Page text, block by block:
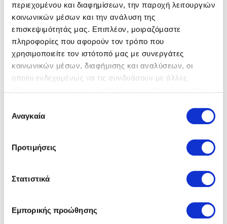
περιεχομένου και διαφημίσεων, την παροχή λειτουργιών
κοινωνικών μέσων και την ανάλυση της
επισκεψιμότητάς μας. Επιπλέον, μοιραζόμαστε
πληροφορίες που αφορούν τον τρόπο που
χρησιμοποιείτε τον ιστότοπό μας με συνεργάτες
κοινωνικών μέσων, διαφήμισης και αναλύσεων, οι
οποίοι ενδεχομένως να τις συνδυάσουν με άλλες
των υπηρεσιών τους.
συγκατάθεσης
Αναγκαία
Προτιμήσεις
Στατιστικά
Εμπορικής προώθησης
59,00 €
89,00 €
Σαγιονάρες